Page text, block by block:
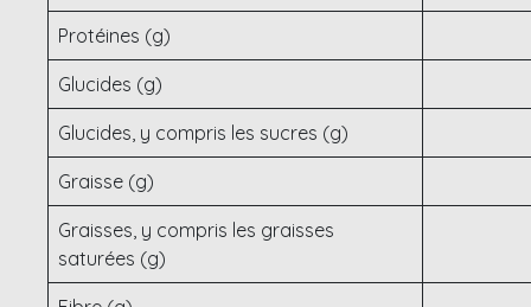
Protéines (g)
Glucides (g)
Glucides, y compris les sucres (g)
Graisse (g)
Graisses, y compris les graisses
saturées (g)